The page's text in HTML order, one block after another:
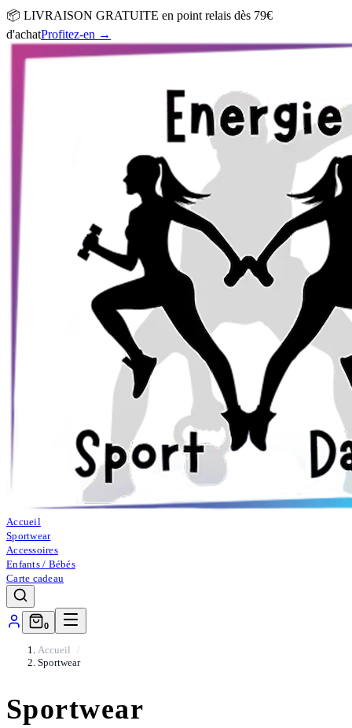
📦 LIVRAISON GRATUITE en point relais dès 79€
d'achatProfitez-en →
Accueil
Sportwear
Accessoires
Enfants / Bébés
Carte cadeau
0
Accueil
Sportwear
Sportwear